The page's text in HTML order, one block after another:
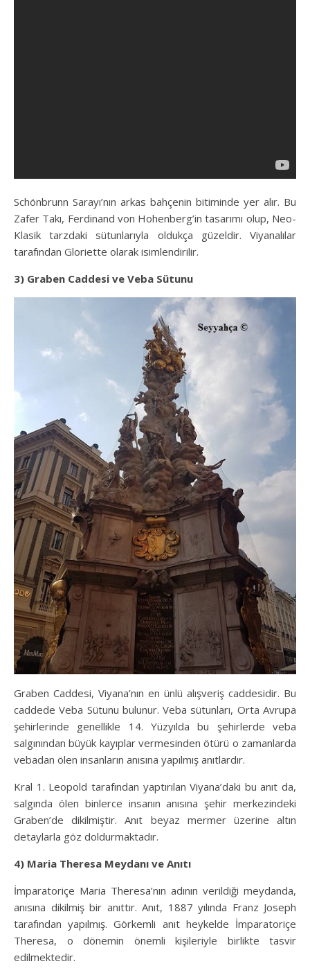
Schönbrunn Sarayı’nın arkas bahçenin bitiminde yer alır. Bu
Zafer Takı, Ferdinand von Hohenberg’in tasarımı olup, Neo-
Klasik tarzdaki sütunlarıyla oldukça güzeldir. Viyanalılar
tarafından Gloriette olarak isimlendirilir.
3) Graben Caddesi ve Veba Sütunu
Graben Caddesi, Viyana’nın en ünlü alışveriş caddesidir. Bu
caddede Veba Sütunu bulunur. Veba sütunları, Orta Avrupa
şehirlerinde genellikle 14. Yüzyılda bu şehirlerde veba
salgınından büyük kayıplar vermesinden ötürü o zamanlarda
vebadan ölen insanların anısına yapılmış anıtlardır.
Kral 1. Leopold tarafından yaptırılan Viyana’daki bu anıt da,
salgında ölen binlerce insanın anısına şehir merkezindeki
Graben’de dikilmiştir. Anıt beyaz mermer üzerine altın
detaylarla göz doldurmaktadır.
4) Maria Theresa Meydanı ve Anıtı
İmparatoriçe Maria Theresa’nın adının verildiği meydanda,
anısına dikilmiş bir anıttır. Anıt, 1887 yılında Franz Joseph
tarafından yapılmış. Görkemli anıt heykelde İmparatoriçe
Theresa, o dönemin önemli kişileriyle birlikte tasvir
edilmektedir.